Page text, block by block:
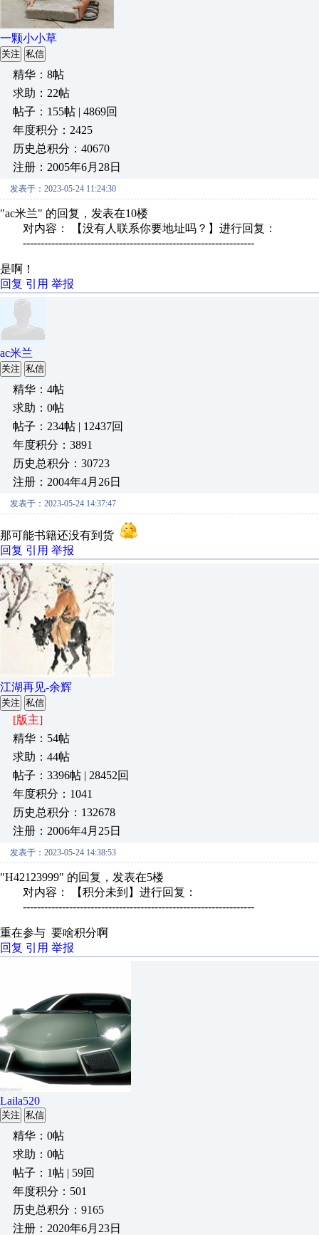
一颗小小草
关注 私信
精华：8帖
求助：22帖
帖子：155帖 | 4869回
年度积分：2425
历史总积分：40670
注册：2005年6月28日
发表于：2023-05-24 11:24:30
"ac米兰" 的回复，发表在10楼
对内容： 【没有人联系你要地址吗？】进行回复：
-----------------------------------------------------------------
是啊！
回复 引用 举报
ac米兰
关注 私信
精华：4帖
求助：0帖
帖子：234帖 | 12437回
年度积分：3891
历史总积分：30723
注册：2004年4月26日
发表于：2023-05-24 14:37:47
那可能书籍还没有到货
回复 引用 举报
江湖再见-余辉
关注 私信
[版主]
精华：54帖
求助：44帖
帖子：3396帖 | 28452回
年度积分：1041
历史总积分：132678
注册：2006年4月25日
发表于：2023-05-24 14:38:53
"H42123999" 的回复，发表在5楼
对内容： 【积分未到】进行回复：
-----------------------------------------------------------------
重在参与 要啥积分啊
回复 引用 举报
Laila520
关注 私信
精华：0帖
求助：0帖
帖子：1帖 | 59回
年度积分：501
历史总积分：9165
注册：2020年6月23日